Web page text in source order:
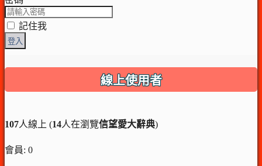
記住我
登入
線上使用者
107人線上 (14人在瀏覽信望愛大辭典)
會員: 0